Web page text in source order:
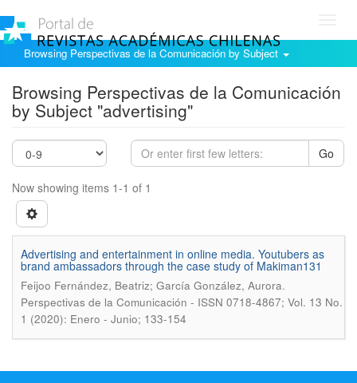
Browsing Perspectivas de la Comunicación by Subject
Browsing Perspectivas de la Comunicación
by Subject "advertising"
Go
Now showing items 1-1 of 1
Advertising and entertainment in online media. Youtubers as
brand ambassadors through the case study of Makiman131
Feijoo Fernández, Beatriz; García González, Aurora.
Perspectivas de la Comunicación - ISSN 0718-4867; Vol. 13 No.
1 (2020): Enero - Junio; 133-154